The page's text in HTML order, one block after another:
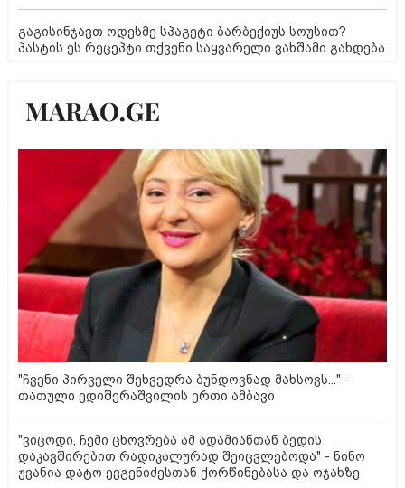
გაგისინჯავთ ოდესმე სპაგეტი ბარბექიუს სოუსით?
პასტის ეს რეცეპტი თქვენი საყვარელი ვახშამი გახდება
"ჩვენი პირველი შეხვედრა ბუნდოვნად მახსოვს..." -
თათული ედიშერაშვილის ერთი ამბავი
"ვიცოდი, ჩემი ცხოვრება ამ ადამიანთან ბედის
დაკავშირებით რადიკალურად შეიცვლებოდა" - ნინო
ჟვანია დატო ევგენიძესთან ქორწინებასა და ოჯახზე